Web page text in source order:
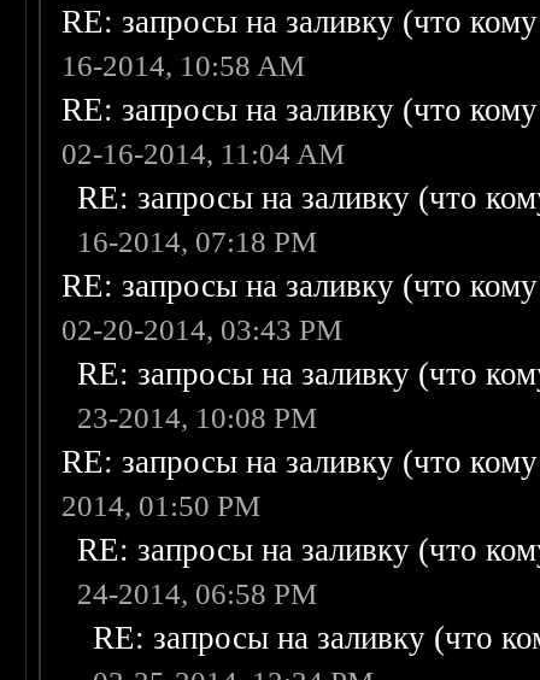
RE: запросы на заливку (что
16-2014, 10:58 AM
RE: запросы на заливку (что
02-16-2014, 11:04 AM
RE: запросы на заливку (что
16-2014, 07:18 PM
RE: запросы на заливку (что
02-20-2014, 03:43 PM
RE: запросы на заливку (что
23-2014, 10:08 PM
RE: запросы на заливку (что
2014, 01:50 PM
RE: запросы на заливку (что
24-2014, 06:58 PM
RE: запросы на заливку (что